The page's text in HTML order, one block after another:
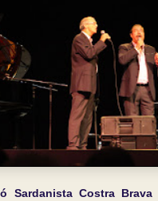
Sardanista Costra Brava